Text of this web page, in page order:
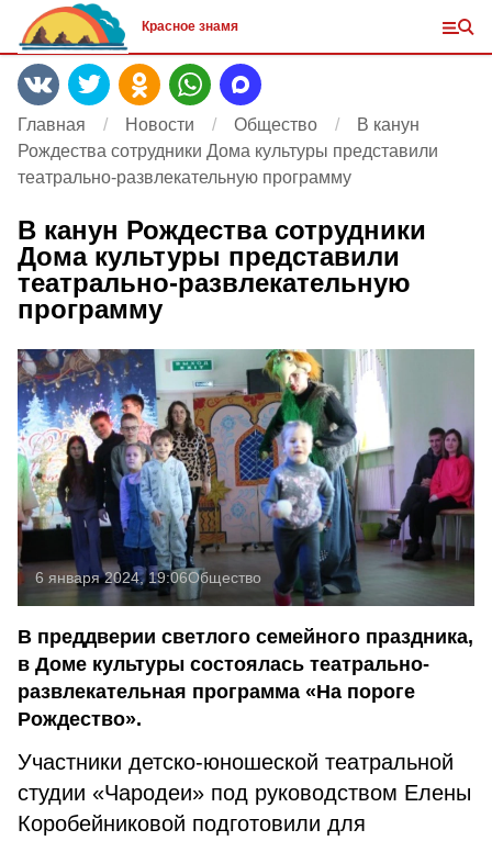
Красное знамя
Главная Новости Общество
В канун
Рождества сотрудники Дома культуры представили
театрально-развлекательную программу
В канун Рождества сотрудники
Дома культуры представили
театрально-развлекательную
программу
6 января 2024, 19:06Общество
В преддверии светлого семейного праздника,
в Доме культуры состоялась театрально-
развлекательная программа «На пороге
Рождество».
Участники детско-юношеской театральной
студии «Чародеи» под руководством Елены
Коробейниковой подготовили для